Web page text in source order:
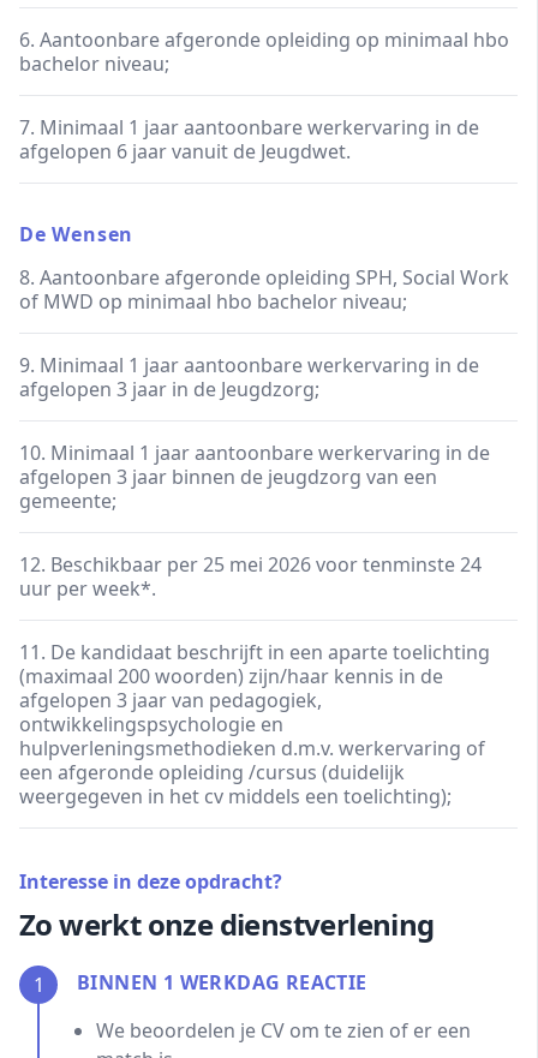
6. Aantoonbare afgeronde opleiding op minimaal hbo
bachelor niveau;
7. Minimaal 1 jaar aantoonbare werkervaring in de
afgelopen 6 jaar vanuit de Jeugdwet.
De Wensen
8. Aantoonbare afgeronde opleiding SPH, Social Work
of MWD op minimaal hbo bachelor niveau;
9. Minimaal 1 jaar aantoonbare werkervaring in de
afgelopen 3 jaar in de Jeugdzorg;
10. Minimaal 1 jaar aantoonbare werkervaring in de
afgelopen 3 jaar binnen de jeugdzorg van een
gemeente;
12. Beschikbaar per 25 mei 2026 voor tenminste 24
uur per week*.
11. De kandidaat beschrijft in een aparte toelichting
(maximaal 200 woorden) zijn/haar kennis in de
afgelopen 3 jaar van pedagogiek,
ontwikkelingspsychologie en
hulpverleningsmethodieken d.m.v. werkervaring of
een afgeronde opleiding /cursus (duidelijk
weergegeven in het cv middels een toelichting);
Interesse in deze opdracht?
Zo werkt onze dienstverlening
1
BINNEN 1 WERKDAG REACTIE
We beoordelen je CV om te zien of er een